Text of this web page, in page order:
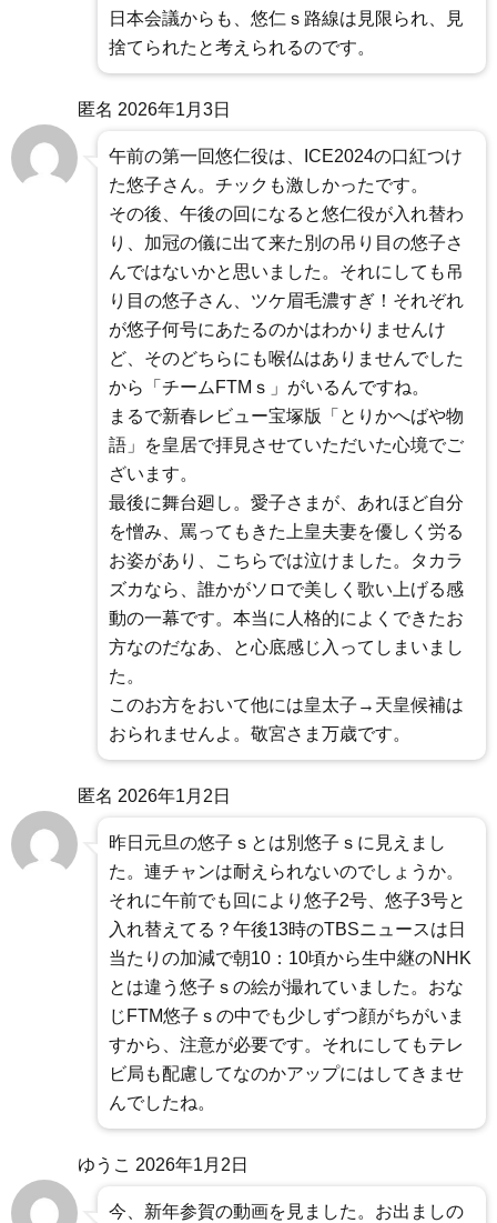
日本会議からも、悠仁ｓ路線は見限られ、見
捨てられたと考えられるのです。
匿名 2026年1月3日
午前の第一回悠仁役は、ICE2024の口紅つけ
た悠子さん。チックも激しかったです。
その後、午後の回になると悠仁役が入れ替わ
り、加冠の儀に出て来た別の吊り目の悠子さ
んではないかと思いました。それにしても吊
り目の悠子さん、ツケ眉毛濃すぎ！それぞれ
が悠子何号にあたるのかはわかりませんけ
ど、そのどちらにも喉仏はありませんでした
から「チームFTMｓ」がいるんですね。
まるで新春レビュー宝塚版「とりかへばや物
語」を皇居で拝見させていただいた心境でご
ざいます。
最後に舞台廻し。愛子さまが、あれほど自分
を憎み、罵ってもきた上皇夫妻を優しく労る
お姿があり、こちらでは泣けました。タカラ
ズカなら、誰かがソロで美しく歌い上げる感
動の一幕です。本当に人格的によくできたお
方なのだなあ、と心底感じ入ってしまいまし
た。
このお方をおいて他には皇太子→天皇候補は
おられませんよ。敬宮さま万歳です。
匿名 2026年1月2日
昨日元旦の悠子ｓとは別悠子ｓに見えまし
た。連チャンは耐えられないのでしょうか。
それに午前でも回により悠子2号、悠子3号と
入れ替えてる？午後13時のTBSニュースは日
当たりの加減で朝10：10頃から生中継のNHK
とは違う悠子ｓの絵が撮れていました。おな
じFTM悠子ｓの中でも少しずつ顔がちがいま
すから、注意が必要です。それにしてもテレ
ビ局も配慮してなのかアップにはしてきませ
んでしたね。
ゆうこ 2026年1月2日
今、新年参賀の動画を見ました。お出ましの